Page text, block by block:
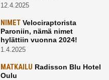
12.4.2025
NIMETVelociraptorista
Paroniin, nämä nimet
hylättiin vuonna 2024!
1.4.2025
MATKAILU Radisson Blu Hotel
Oulu